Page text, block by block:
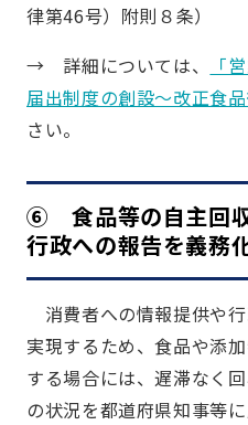
律第46号）附則８条）
→ 詳細については、
「
届出制度の創設～改正食
さい。
⑥ 食品等の自主回
行政への報告を義務
消費者への情報提供や
実現するため、食品や添
する場合には、遅滞なく
の状況を都道府県知事等